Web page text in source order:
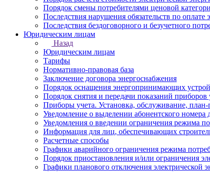
Порядок смены потребителями ценовой
Последствия нарушения обязательств по оплате
Последствия бездоговорного и безучетного
Юридическим лицам
Назад
Юридическим лицам
Тарифы
Нормативно-правовая база
Заключение договора энергоснабжения
Порядок оснащения энергопринимающих
Порядок снятия и передачи показаний приборов
Приборы учета. Установка, обслуживание,
Уведомление о выделении абонентского номера
Уведомления о введении ограничения режима
Информация для лиц, обеспечивающих
Расчетные способы
Графики аварийного ограничения режима
Порядок приостановления и/или ограничения
Графики планового отключения электрической